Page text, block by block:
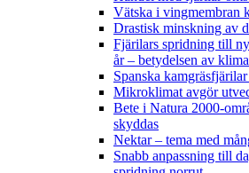
Vätska i vingmembran
Drastisk minskning av
Fjärilars spridning till
år– betydelsen av
Spanska
Mikroklimat avgör
Bete i Natura 2000-
skyddas
Nektar – tema med
Snabb anpassning till